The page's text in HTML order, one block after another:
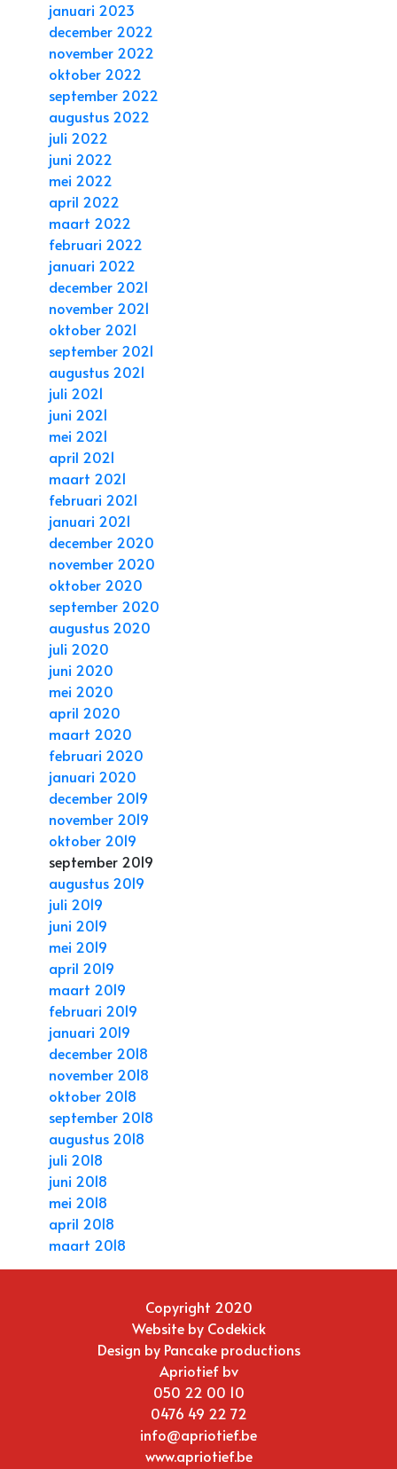
januari 2023
december 2022
november 2022
oktober 2022
september 2022
augustus 2022
juli 2022
juni 2022
mei 2022
april 2022
maart 2022
februari 2022
januari 2022
december 2021
november 2021
oktober 2021
september 2021
augustus 2021
juli 2021
juni 2021
mei 2021
april 2021
maart 2021
februari 2021
januari 2021
december 2020
november 2020
oktober 2020
september 2020
augustus 2020
juli 2020
juni 2020
mei 2020
april 2020
maart 2020
februari 2020
januari 2020
december 2019
november 2019
oktober 2019
september 2019
augustus 2019
juli 2019
juni 2019
mei 2019
april 2019
maart 2019
februari 2019
januari 2019
december 2018
november 2018
oktober 2018
september 2018
augustus 2018
juli 2018
juni 2018
mei 2018
april 2018
maart 2018
Copyright 2020
Website by Codekick
Design by Pancake productions
Apriotief bv
050 22 00 10
0476 49 22 72
info@apriotief.be
www.apriotief.be